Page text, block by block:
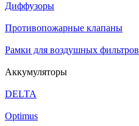
Диффузоры
Противопожарные клапаны
Рамки для воздушных фильтров
Аккумуляторы
DELTA
Optimus